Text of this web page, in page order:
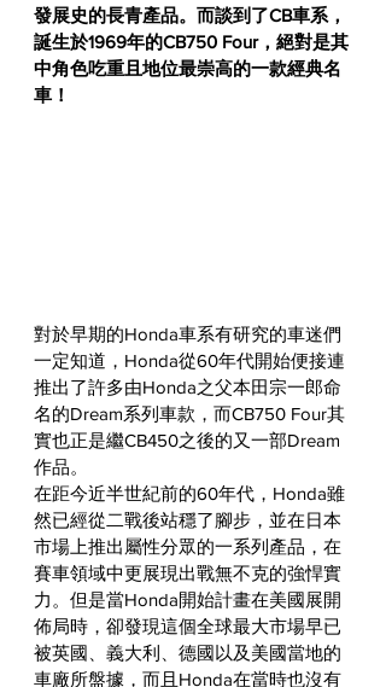
發展史的長青產品。而談到了CB車系，
誕生於1969年的CB750 Four，絕對是其
中角色吃重且地位最崇高的一款經典名
車！
對於早期的Honda車系有研究的車迷們
一定知道，Honda從60年代開始便接連
推出了許多由Honda之父本田宗一郎命
名的Dream系列車款，而CB750 Four其
實也正是繼CB450之後的又一部Dream
作品。
在距今近半世紀前的60年代，Honda雖
然已經從二戰後站穩了腳步，並在日本
市場上推出屬性分眾的一系列產品，在
賽車領域中更展現出戰無不克的強悍實
力。但是當Honda開始計畫在美國展開
佈局時，卻發現這個全球最大市場早已
被英國、義大利、德國以及美國當地的
車廠所盤據，而且Honda在當時也沒有